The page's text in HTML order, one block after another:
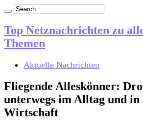
Top Netznachrichten zu
Themen
Aktuelle Nachrichten
Fliegende Alleskönner:
unterwegs im Alltag und in
Wirtschaft